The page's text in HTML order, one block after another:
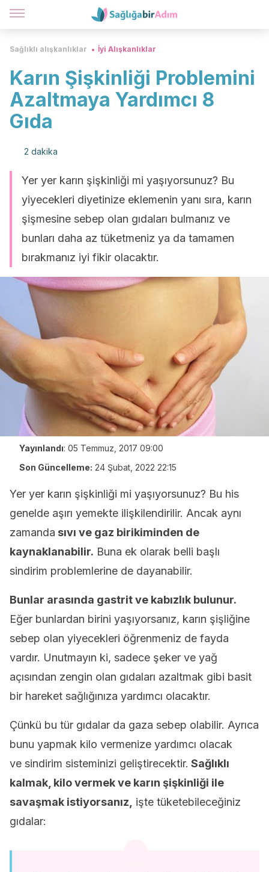
Sağlıklı alışkanlıklar İyi Alışkanlıklar
Karın Şişkinliği Problemini
Azaltmaya Yardımcı 8
Gıda
2 dakika
Yer yer karın şişkinliği mi yaşıyorsunuz? Bu
yiyecekleri diyetinize eklemenin yanı sıra, karın
şişmesine sebep olan gıdaları bulmanız ve
bunları daha az tüketmeniz ya da tamamen
bırakmanız iyi fikir olacaktır.
Yayınlandı: 05 Temmuz, 2017 09:00
Son Güncelleme: 24 Şubat, 2022 22:15
Yer yer karın şişkinliği mi yaşıyorsunuz? Bu his
genelde aşırı yemekte ilişkilendirilir. Ancak aynı
zamanda sıvı ve gaz birikiminden de
kaynaklanabilir. Buna ek olarak belli başlı
sindirim problemlerine de dayanabilir.
Bunlar arasında gastrit ve kabızlık bulunur.
Eğer bunlardan birini yaşıyorsanız, karın şişliğine
sebep olan yiyecekleri öğrenmeniz de fayda
vardır. Unutmayın ki, sadece şeker ve yağ
açısından zengin olan gıdaları azaltmak gibi basit
bir hareket sağlığınıza yardımcı olacaktır.
Çünkü bu tür gıdalar da gaza sebep olabilir. Ayrıca
bunu yapmak kilo vermenize yardımcı olacak
ve sindirim sisteminizi geliştirecektir. Sağlıklı
kalmak, kilo vermek ve karın şişkinliği ile
savaşmak istiyorsanız,
işte tüketebileceğiniz
gıdalar: